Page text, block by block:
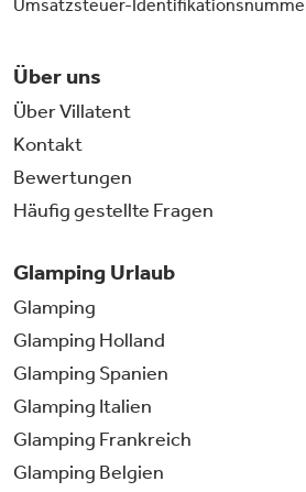
Umsatzsteuer-
Über uns
Über Villatent
Kontakt
Bewertungen
Häufig gestellte Fragen
Glamping Urlaub
Glamping
Glamping Holland
Glamping Spanien
Glamping Italien
Glamping Frankreich
Glamping Belgien